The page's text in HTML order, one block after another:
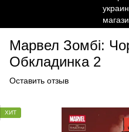
Марвел Зомбі:
Обкладинка 2
Оставить отзыв
ХИТ